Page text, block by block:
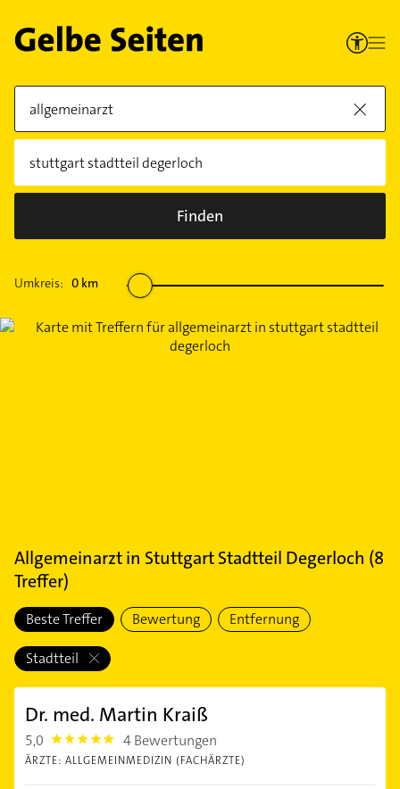
Finden
Umkreis: 0 km
Allgemeinarztin Stuttgart Stadtteil Degerloch (8
Treffer)
Beste Treffer Bewertung Entfernung
Stadtteil
Dr. med. Martin Kraiß
5,0 5.0 4 Bewertungen
ÄRZTE: ALLGEMEINMEDIZIN (FACHÄRZTE)